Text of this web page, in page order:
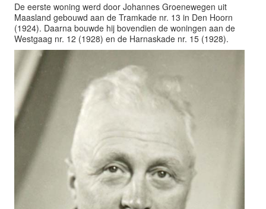
De eerste woning werd door Johannes Groenewegen uit
Maasland gebouwd aan de Tramkade nr. 13 in Den Hoorn
(1924). Daarna bouwde hij bovendien de woningen aan de
Westgaag nr. 12 (1928) en de Harnaskade nr. 15 (1928).